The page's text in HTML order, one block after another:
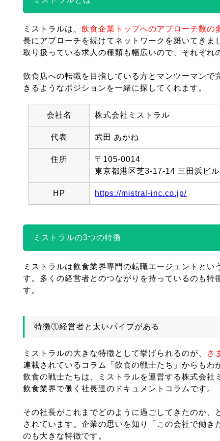
ミストラルは、 飲食企業トップへのアプローチ数の
長にアプローチを続けてネットワークを築いてきま
取り扱っている求人の種類も幅広いので、それぞ
飲食店への転職を目指している方とマンツーマン
きるようなポジションを一緒に探してくれます。
会社名 株式会社ミストラル
代表 武田 あかね
住所
〒105-0014
東京都港区芝3-17-14 三田浜ビ
HP https://mistral-inc.co.jp/
ミストラルの3つの特徴
ミストラルは飲食業界専門の転職エージェントと
す。多くの経営者とのつながりを持っているのも
す。
特徴①経営者と太いパイプがある
ミストラルの大きな特徴として挙げられるのが、
さ
連載されているコラム「飲食の戦士たち」からもわ
飲食の戦士たちは、ミストラルを運営する株式会
飲食業界で働く社長達のドキュメントコラムです。
その社長がこれまでどのように過ごしてきたのか
されています。企業の思いを知り「この会社で働
のも大きな特徴です。